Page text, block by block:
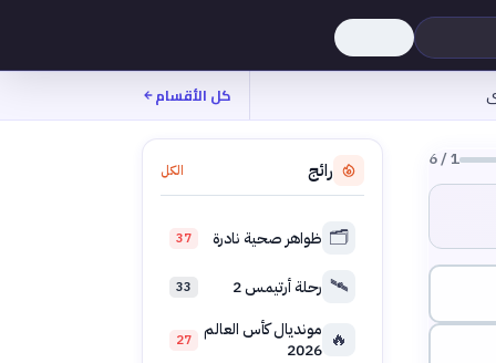
كل الأقسام
1
/
6 رائج الكل
🗂️ ظواهر صحية نادرة 37
🛰️ رحلة أرتيمس 2 33
🔥 مونديال كأس العالم
2026
27